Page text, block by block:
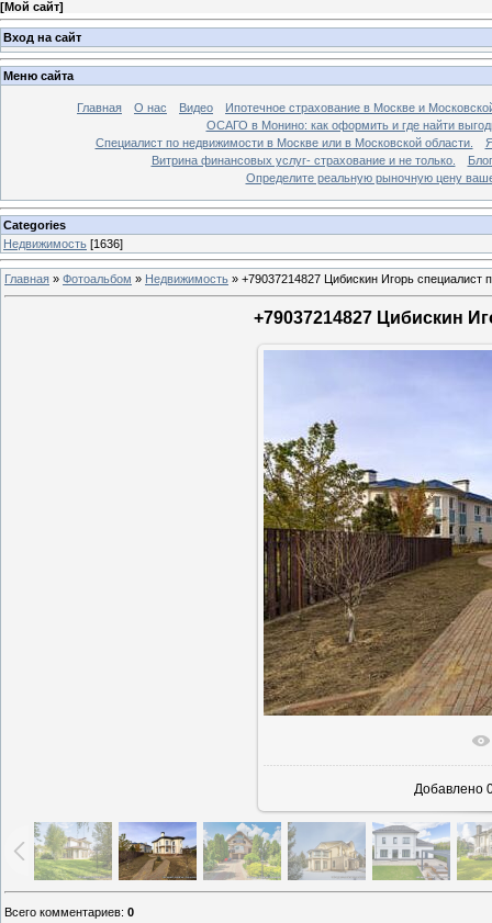
[Мой сайт]
Вход на сайт
Меню сайта
Главная О нас Видео
Ипотечное страхование в Москве и
ОСАГО в Монино: как оформить и где найти
Специалист по недвижимости в Москве или в Московской области.
Витрина финансовых услуг- страхование и не только.
Блог
Определите реальную рыночную цену
Categories
Недвижимость [1636]
Главная » Фотоальбом » Недвижимость » +79037214827 Цибискин Игорь специалист
+79037214827 Цибискин
В
Добавлено
Всего комментариев: 0